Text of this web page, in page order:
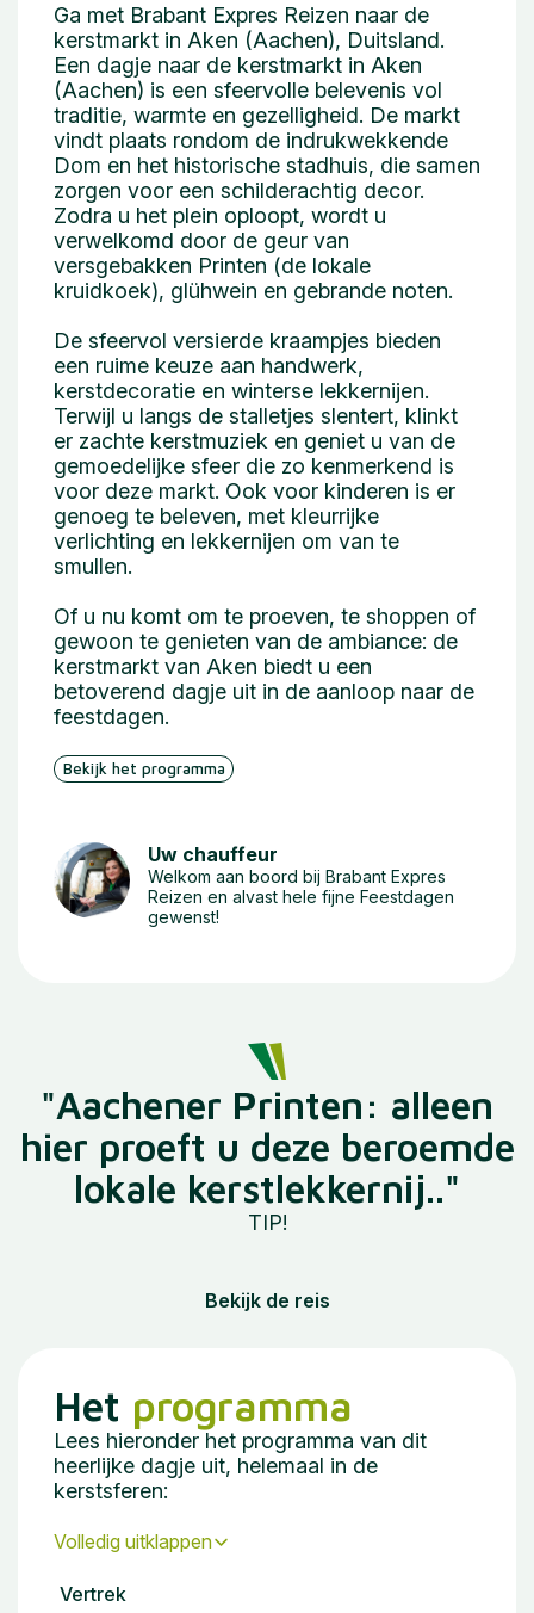
Ga met Brabant Expres Reizen naar de
kerstmarkt in Aken (Aachen), Duitsland.
Een dagje naar de kerstmarkt in Aken
(Aachen) is een sfeervolle belevenis vol
traditie, warmte en gezelligheid. De markt
vindt plaats rondom de indrukwekkende
Dom en het historische stadhuis, die samen
zorgen voor een schilderachtig decor.
Zodra u het plein oploopt, wordt u
verwelkomd door de geur van
versgebakken Printen (de lokale
kruidkoek), glühwein en gebrande noten.
De sfeervol versierde kraampjes bieden
een ruime keuze aan handwerk,
kerstdecoratie en winterse lekkernijen.
Terwijl u langs de stalletjes slentert, klinkt
er zachte kerstmuziek en geniet u van de
gemoedelijke sfeer die zo kenmerkend is
voor deze markt. Ook voor kinderen is er
genoeg te beleven, met kleurrijke
verlichting en lekkernijen om van te
smullen.
Of u nu komt om te proeven, te shoppen of
gewoon te genieten van de ambiance: de
kerstmarkt van Aken biedt u een
betoverend dagje uit in de aanloop naar de
feestdagen.
Bekijk het programma
Uw chauffeur
Welkom aan boord bij Brabant Expres
Reizen en alvast hele fijne Feestdagen
gewenst!
"Aachener Printen: alleen
hier proeft u deze beroemde
lokale kerstlekkernij.."
TIP!
Bekijk de reis
Het programma
Lees hieronder het programma van dit
heerlijke dagje uit, helemaal in de
kerstsferen:
Volledig uitklappen
Vertrek